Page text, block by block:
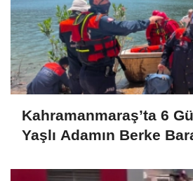
Kahramanmaraş’ta 6
Yaşlı Adamın Berke